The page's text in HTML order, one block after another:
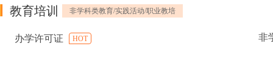
教育培训 非学科类教育/实践活动/职业教培
办学许可证 HOT 非